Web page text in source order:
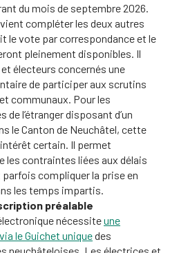
du mois de septembre 2026.
compléter les deux autres
le vote par correspondance et le
pleinement disponibles. Il
électeurs concernés une
de participer aux scrutins
communaux. Pour les
de l’étranger disposant d’un
le Canton de Neuchâtel, cette
certain. Il permet
les contraintes liées aux délais
compliquer la prise en
les temps impartis.
préalable
nécessiteune
le Guichet uniquedes
neuchâteloises. Les électrices et